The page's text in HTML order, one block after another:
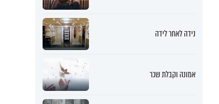
נידה לאחר לידה
אמונה וקבלת שכר